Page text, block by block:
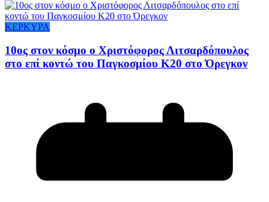
ΚΕΡΚΥΡΑ
10ος στον κόσμο ο Χριστόφορος Λιτσαρδόπουλος
στο επί κοντώ του Παγκοσμίου Κ20 στο Όρεγκον